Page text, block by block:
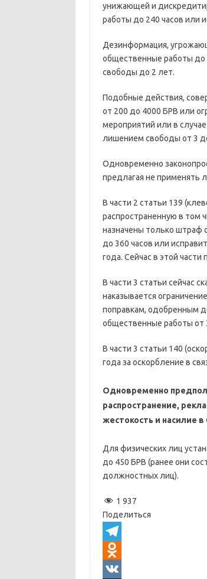
унижающей и
работы до 240 часов или
Дезинформация,
общественные работы до
свободы до 2 лет.
Подобные действия,
от 200 до 4000 БРВ или
мероприятий или в
лишением свободы от 3
Одновременно
предлагая не применять
В части 2 статьи 139
распространенную в том
назначены только штраф
до 360 часов или
года. Сейчас в этой
В части 3 статьи сейчас
наказывается
поправкам, одобренным
общественные работы от
В части 3 статьи 140
года за оскорбление в
Одновременно
распространение,
жестокость и насилие
Для физических лиц
до 450 БРВ (ранее они
должностных лиц).
1 937
Поделиться
T
eO